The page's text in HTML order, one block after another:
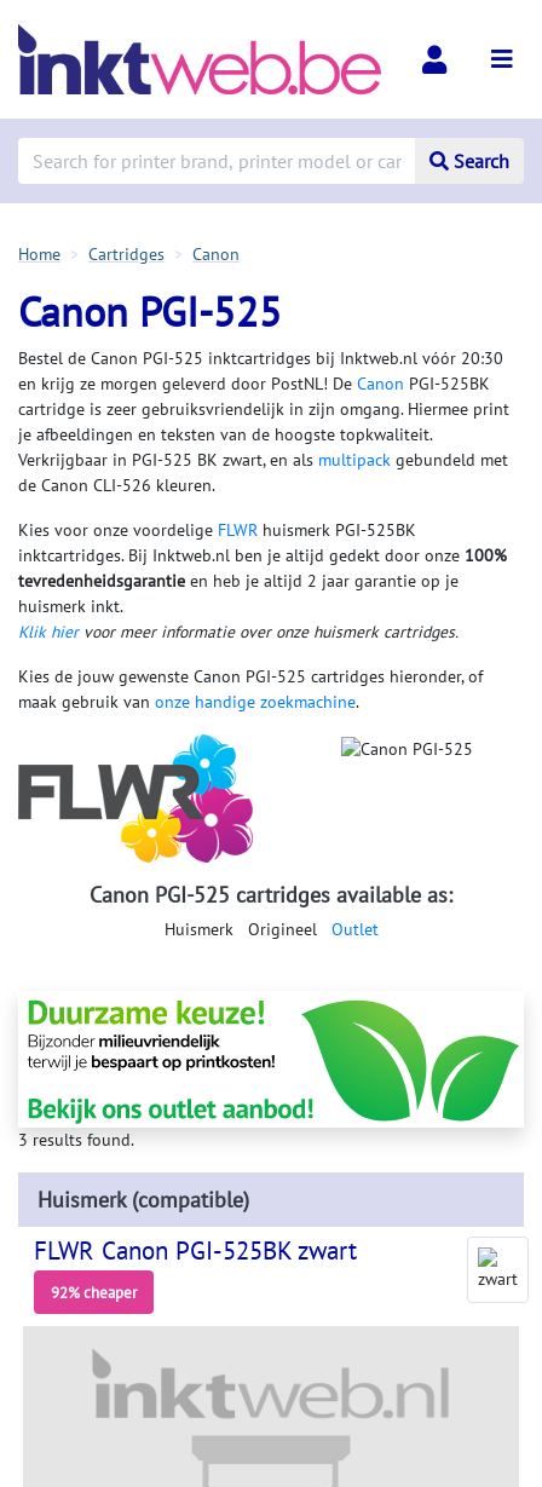
Search
Home Cartridges Canon
Canon PGI-525
Bestel de Canon PGI-525 inktcartridges bij Inktweb.nl vóór 20:30
en krijg ze morgen geleverd door PostNL! De Canon PGI-525BK
cartridge is zeer gebruiksvriendelijk in zijn omgang. Hiermee print
je afbeeldingen en teksten van de hoogste topkwaliteit.
Verkrijgbaar in PGI-525 BK zwart, en als multipack gebundeld met
de Canon CLI-526 kleuren.
Kies voor onze voordelige FLWR huismerk PGI-525BK
inktcartridges. Bij Inktweb.nl ben je altijd gedekt door onze 100%
tevredenheidsgarantie en heb je altijd 2 jaar garantie op je
huismerk inkt.
Klik hiervoor meer informatie over onze huismerk cartridges.
Kies de jouw gewenste Canon PGI-525 cartridges hieronder, of
maak gebruik van onze handige zoekmachine.
Canon PGI-525 cartridges available as:
Huismerk Origineel Outlet
3 results found.
Huismerk (compatible)
FLWR Canon PGI-525BK zwart
92% cheaper